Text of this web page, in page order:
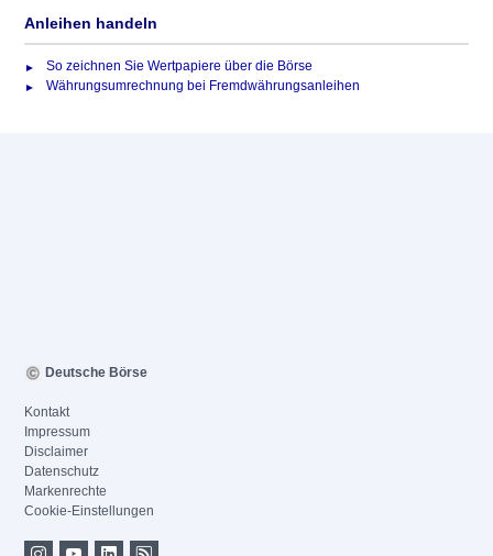
Anleihen handeln
So zeichnen Sie Wertpapiere über die Börse
Währungsumrechnung bei Fremdwährungsanleihen
Deutsche Börse
Kontakt
Impressum
Disclaimer
Datenschutz
Markenrechte
Cookie-Einstellungen